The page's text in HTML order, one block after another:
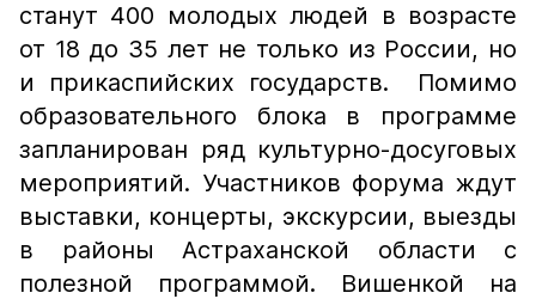
станут 400 молодых людей в возрасте
от 18 до 35 лет не только из России, но
и прикаспийских государств. Помимо
образовательного блока в программе
запланирован ряд культурно-досуговых
мероприятий. Участников форума ждут
выставки, концерты, экскурсии, выезды
в районы Астраханской области с
полезной программой. Вишенкой на